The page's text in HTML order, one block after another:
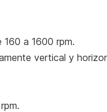
a 1600 rpm.
vertical y